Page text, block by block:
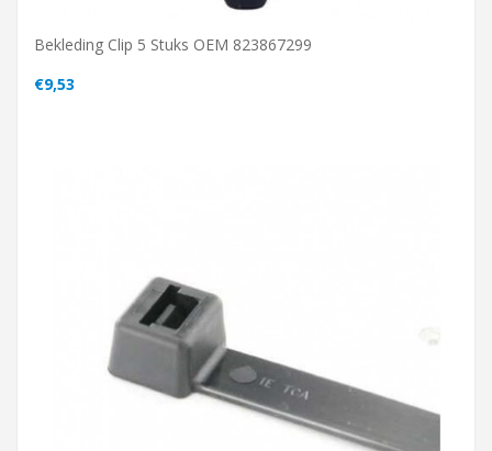
Bekleding Clip 5 Stuks OEM 823867299
€9,53